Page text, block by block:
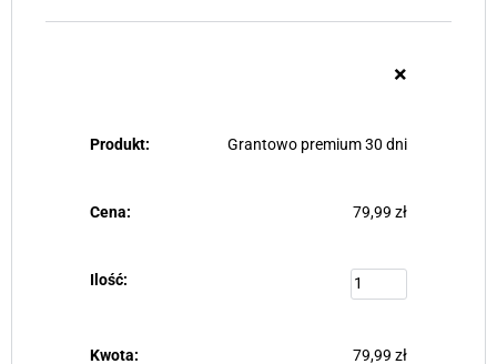
×
Grantowo premium 30 dni
79,99 zł
79,99 zł